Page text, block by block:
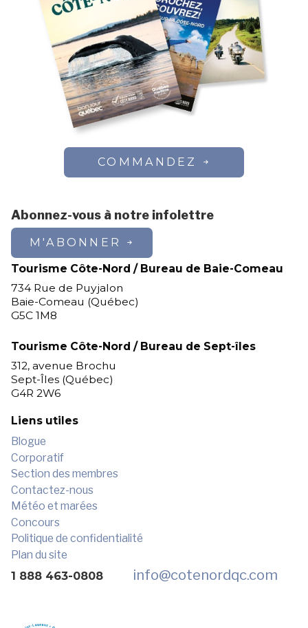
COMMANDEZ
Abonnez-vous à notre infolettre
M'ABONNER
Tourisme Côte-Nord / Bureau de Baie-Comeau
734 Rue de Puyjalon
Baie-Comeau (Québec)
G5C 1M8
Tourisme Côte-Nord / Bureau de Sept-îles
312, avenue Brochu
Sept-Îles (Québec)
G4R 2W6
Liens utiles
Blogue
Corporatif
Section des membres
Contactez-nous
Météo et marées
Concours
Politique de confidentialité
Plan du site
1 888 463-0808 info@cotenordqc.com